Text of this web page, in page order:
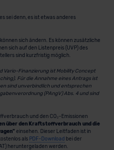
sei denn, es ist etwas anderes
sich ändern. Es können zusätzliche
sich auf den Listenpreis (UVP) des
sind kurzfristig möglich.
Vario-Finanzierung ist Mobility Concept
Für die Annahme eines Antrags ist
sind unverbindlich und entsprechen
(PAngV) Abs. 4 und sind
und den CO₂-Emissionen
über den Kraftstoffverbrauch und die
einsehen. Dieser Leitfaden ist in
als PDF-Download bei der
heruntergeladen werden.